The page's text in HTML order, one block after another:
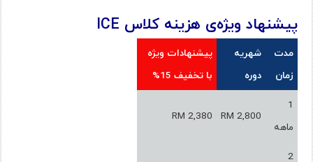
پیشنهاد ویژه‌ی هزینه کلاس ICE
مدت
زمان
شهریه
دوره
پیشنهادات ویژه
با تخفیف 15%
1
ماهه
RM 2,800
RM 2,380
2